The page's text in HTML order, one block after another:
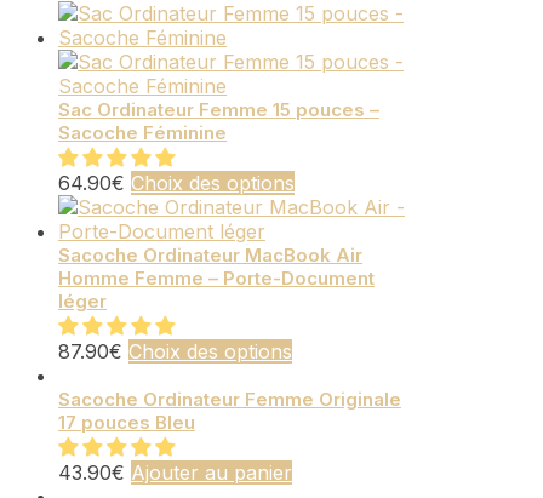
Sac Ordinateur Femme 15 pouces –
Sacoche Féminine
64.90€ Choix des options
produit
plusieurs
variations.
choisies
Sacoche Ordinateur MacBook Air
Homme Femme – Porte-Document
léger
87.90€ Choix des options
a
Sacoche Ordinateur Femme Originale
17 pouces Bleu
43.90€ Ajouter au panier